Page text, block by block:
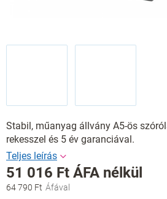
Stabil, műanyag állvány A5-ös
rekesszel és 5 év garanciával.
64 790 Ft
51 016 Ft ÁFA nélkül
Egységár: